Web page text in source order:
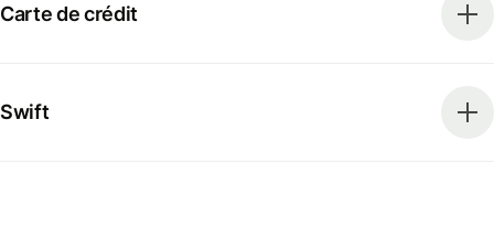
Carte de crédit
Swift